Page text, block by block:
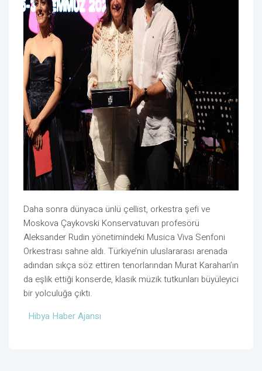
Daha sonra dünyaca ünlü çellist, orkestra şefi ve
Moskova Çaykovski Konservatuvarı profesörü
Aleksander Rudin yönetimindeki Musica Viva Senfoni
Orkestrası sahne aldı. Türkiye’nin uluslararası arenada
adından sıkça söz ettiren tenorlarından Murat Karahan’ın
da eşlik ettiği konserde, klasik müzik tutkunları büyüleyici
bir yolculuğa çıktı.
Hibya Haber Ajansı